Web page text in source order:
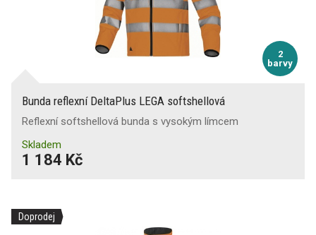
2
barvy
Bunda reflexní DeltaPlus LEGA softshellová
Reflexní softshellová bunda s vysokým límcem
Skladem
1 184 Kč
Doprodej